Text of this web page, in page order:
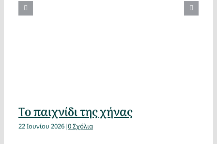
Το παιχνίδι της χήνας
22 Ιουνίου 2026|0 Σχόλια